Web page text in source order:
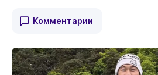
Комментарии